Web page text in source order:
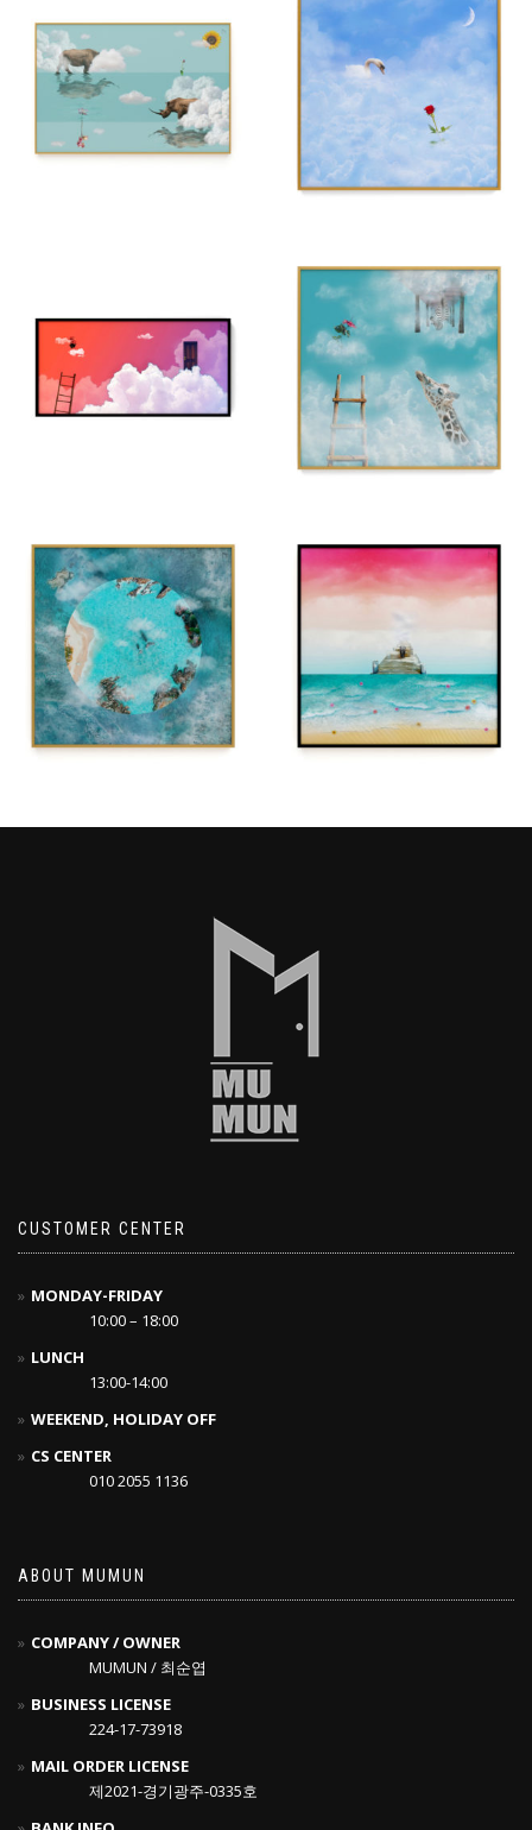
CUSTOMER CENTER
MONDAY-FRIDAY
10:00 – 18:00
LUNCH
13:00-14:00
WEEKEND, HOLIDAY OFF
CS CENTER
010 2055 1136
ABOUT MUMUN
COMPANY / OWNER
MUMUN / 최순엽
BUSINESS LICENSE
224-17-73918
MAIL ORDER LICENSE
제2021-경기광주-0335호